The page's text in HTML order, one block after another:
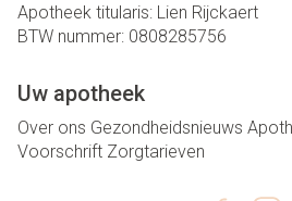
Apotheek titularis: Lien Rijckaert
BTW nummer: 0808285756
Uw apotheek
Over ons Gezondheidsnieuws
Voorschrift Zorgtarieven